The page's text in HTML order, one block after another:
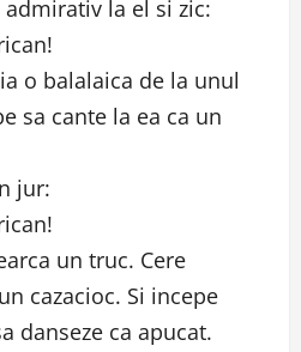
la el si zic:
o balalaica de la unul
sa cante la ea ca un
jur:
un truc. Cere
cazacioc. Si incepe
danseze ca apucat.